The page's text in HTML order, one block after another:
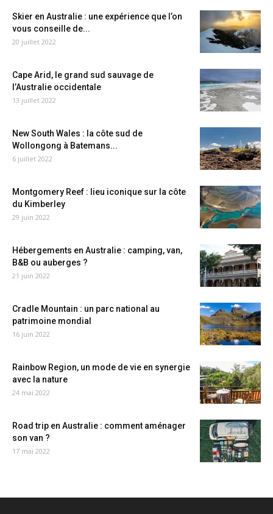
Skier en Australie : une expérience que l’on
vous conseille de...
20 juillet 2022
Cape Arid, le grand sud sauvage de
l’Australie occidentale
13 juillet 2022
New South Wales : la côte sud de
Wollongong à Batemans...
6 juillet 2022
Montgomery Reef : lieu iconique sur la côte
du Kimberley
29 juin 2022
Hébergements en Australie : camping, van,
B&B ou auberges ?
21 juin 2022
Cradle Mountain : un parc national au
patrimoine mondial
16 juin 2022
Rainbow Region, un mode de vie en synergie
avec la nature
24 mai 2022
Road trip en Australie : comment aménager
son van ?
17 mai 2022